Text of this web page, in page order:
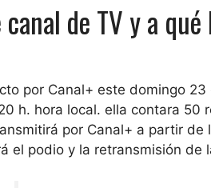
de TV y a
por Canal+ este domingo
h. hora local. ella contara 50
por Canal+ a partir de
el podio y la retransmisión de